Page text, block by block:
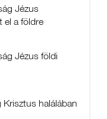
Jézus
el a földre
Jézus földi
halálában